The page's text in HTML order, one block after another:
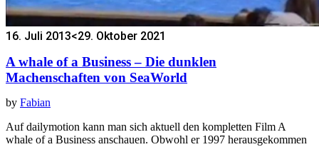
16. Juli 2013<29. Oktober 2021
A whale of a Business – Die dunklen
Machenschaften von SeaWorld
by Fabian
Auf dailymotion kann man sich aktuell den kompletten Film A
whale of a Business anschauen. Obwohl er 1997 herausgekommen